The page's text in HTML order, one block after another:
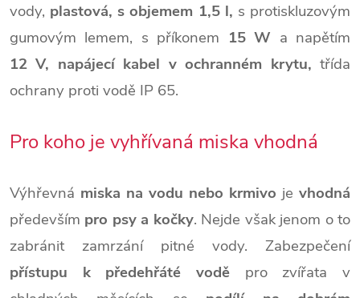
vody, plastová, s objemem 1,5 l, s protiskluzovým
gumovým lemem, s příkonem 15 W a napětím
12 V, napájecí kabel v ochranném krytu,třída
ochrany proti vodě IP 65.
Pro koho je vyhřívaná miska vhodná
Výhřevná miska na vodu nebo krmivo je vhodná
především pro psy a kočky. Nejde však jenom o to
zabránit zamrzání pitné vody. Zabezpečení
přístupu k předehřáté vodě pro zvířata v